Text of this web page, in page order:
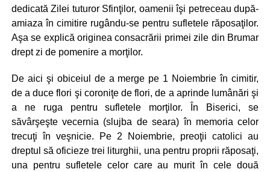
dedicată Zilei tuturor Sfinţilor, oamenii îşi petreceau după-
amiaza în cimitire rugându-se pentru sufletele răposaţilor.
Aşa se explică originea consacrării primei zile din Brumar
drept zi de pomenire a morţilor.
De aici şi obiceiul de a merge pe 1 Noiembrie în cimitir,
de a duce flori şi coroniţe de flori, de a aprinde lumânări şi
a ne ruga pentru sufletele morţilor. În Biserici, se
săvârşeşte vecernia (slujba de seara) în memoria celor
trecuţi în veşnicie. Pe 2 Noiembrie, preoţii catolici au
dreptul să oficieze trei liturghii, una pentru proprii răposaţi,
una pentru sufletele celor care au murit în cele două